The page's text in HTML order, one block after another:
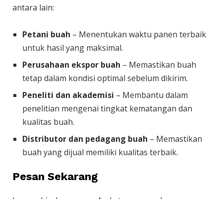
antara lain:
Petani buah – Menentukan waktu panen terbaik
untuk hasil yang maksimal.
Perusahaan ekspor buah – Memastikan buah
tetap dalam kondisi optimal sebelum dikirim.
Peneliti dan akademisi – Membantu dalam
penelitian mengenai tingkat kematangan dan
kualitas buah.
Distributor dan pedagang buah – Memastikan
buah yang dijual memiliki kualitas terbaik.
Pesan Sekarang